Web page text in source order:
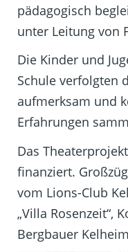
pädagogisch
unter Leitung von
Die Kinder und
Schule verfolgten
aufmerksam und
Erfahrungen
Das
finanziert.
vom Lions-Club
„Villa Rosenzeit“,
Bergbauer